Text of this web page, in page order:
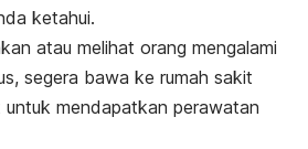
ketahui.
atau melihat orang mengalami
segera bawa ke rumah sakit
mendapatkan perawatan